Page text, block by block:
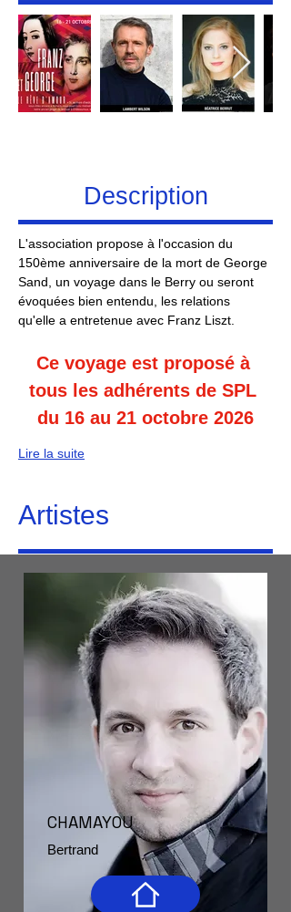
Description
L'association propose à l'occasion du
150ème anniversaire de la mort de George
Sand, un voyage dans le Berry ou seront
évoquées bien entendu, les relations
qu'elle a entretenue avec Franz Liszt.
Ce voyage est proposé à
tous les adhérents de SPL
du 16 au 21 octobre 2026
Lire la suite
Artistes
CHAMAYOU
Bertrand